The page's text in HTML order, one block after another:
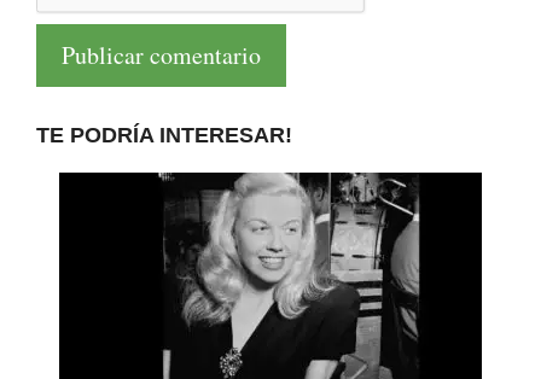
TE PODRÍA INTERESAR!